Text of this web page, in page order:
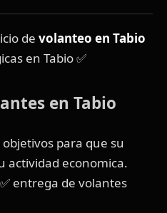
de volanteo en Tabio
en Tabio ✅
en Tabio
para que su
actividad economica.
✅ entrega de volantes